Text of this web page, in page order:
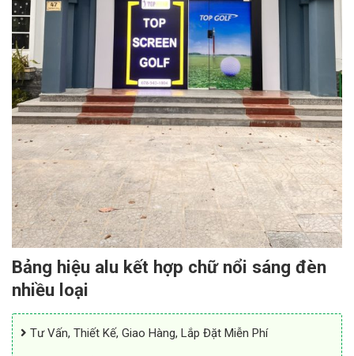
Bảng hiệu alu kết hợp chữ nổi sáng đèn
nhiều loại
Tư Vấn, Thiết Kế, Giao Hàng, Lắp Đặt Miễn Phí